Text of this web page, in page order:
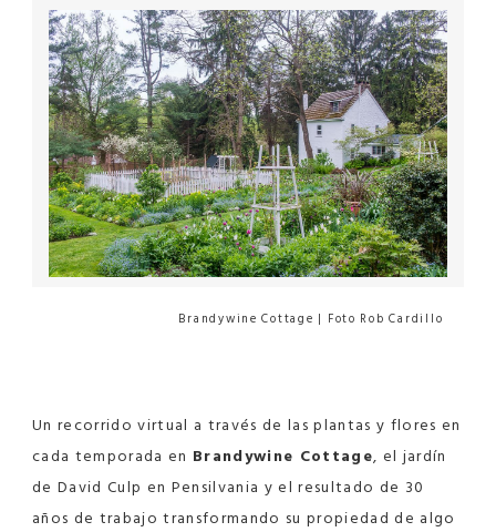
Brandywine Cottage | Foto Rob Cardillo
Un recorrido virtual a través de las plantas y flores en
cada temporada en Brandywine Cottage, el jardín
de David Culp en Pensilvania y el resultado de 30
años de trabajo transformando su propiedad de algo